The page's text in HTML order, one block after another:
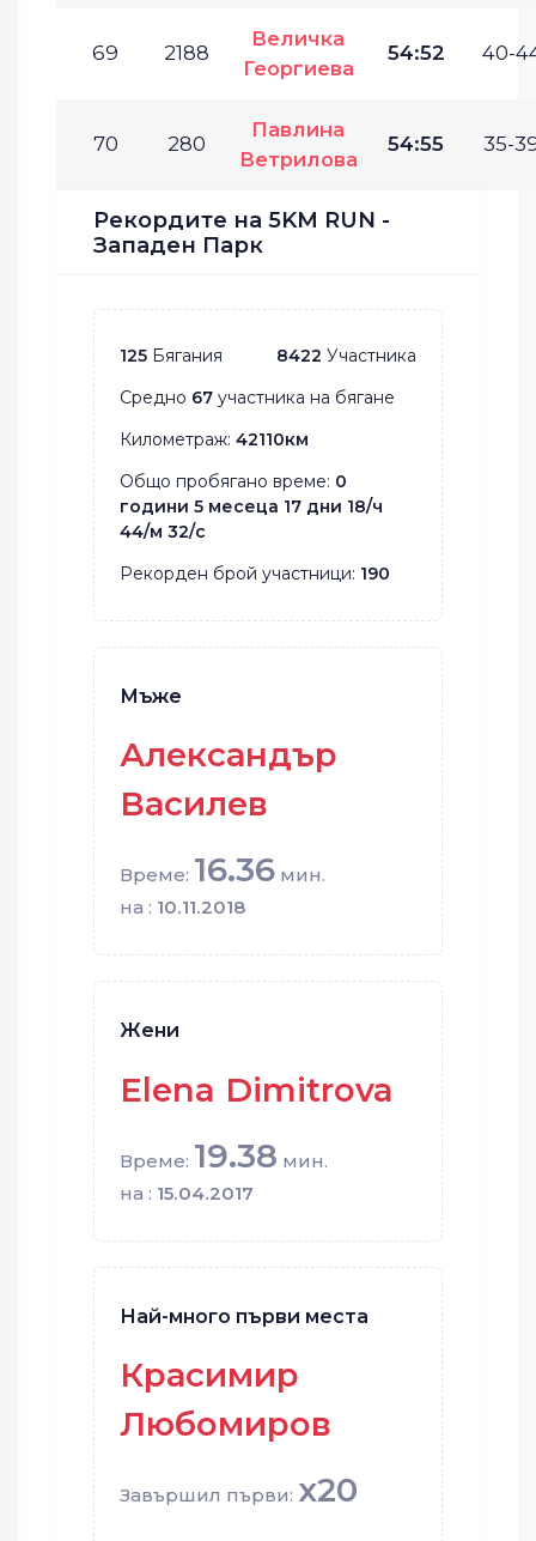
69 2188
Величка
Георгиева
54:52 40-
70 280
Павлина
Ветрилова
54:55 35-
Рекордите на 5KM RUN -
Западен Парк
125 Бягания 8422 Участника
Средно 67 участника на бягане
Километраж: 42110км
Общо пробягано време: 0
години 5 месеца 17 дни 18/ч
44/м 32/с
Рекорден брой участници: 190
Мъже
Александър
Василев
Време: 16.36 мин.
на : 10.11.2018
Жени
Elena Dimitrova
Време: 19.38 мин.
на : 15.04.2017
Най-много първи места
Красимир
Любомиров
Завършил първи: x20